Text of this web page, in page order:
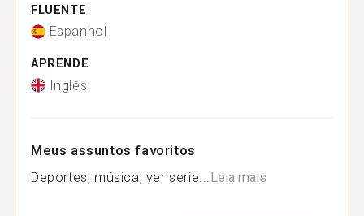
FLUENTE
Espanhol
APRENDE
Inglês
Meus assuntos favoritos
Deportes, música, ver serie... Leia mais